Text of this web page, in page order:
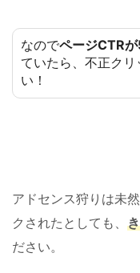
なのでページCTR
ていたら、不正ク
い！
アドセンス狩りは未
クされたとしても、
ださい。